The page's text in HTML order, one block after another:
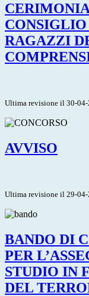
RAGAZZI
Ultima revisione il 30-04-
AVVISO
Ultima revisione il 29-04-
BANDO DI
PER
STUDIO IN
DEL